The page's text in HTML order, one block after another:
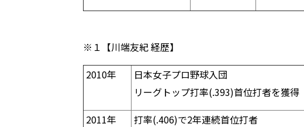
※１【川端友紀 経歴】
2010年
日本女子プロ野球入団
リーグトップ打率(.393)首位打者を獲得
2011年
打率(.406)で2年連続首位打者